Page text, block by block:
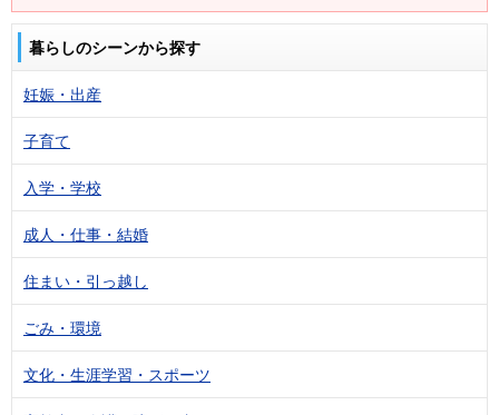
暮らしのシーンから探す
妊娠・出産
子育て
入学・学校
成人・仕事・結婚
住まい・引っ越し
ごみ・環境
文化・生涯学習・スポーツ